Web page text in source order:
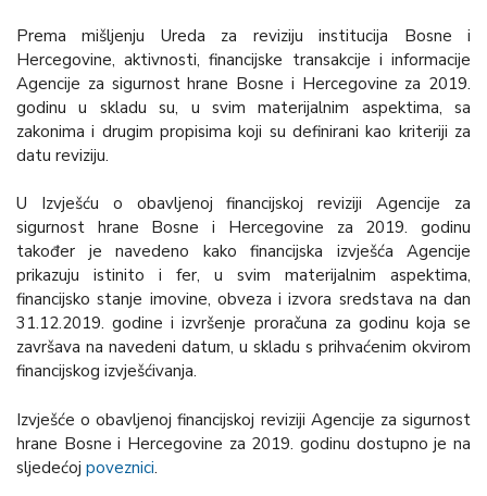
Prema mišljenju Ureda za reviziju institucija Bosne i
Hercegovine, aktivnosti, financijske transakcije i informacije
Agencije za sigurnost hrane Bosne i Hercegovine za 2019.
godinu u skladu su, u svim materijalnim aspektima, sa
zakonima i drugim propisima koji su definirani kao kriteriji za
datu reviziju.
U Izvješću o obavljenoj financijskoj reviziji Agencije za
sigurnost hrane Bosne i Hercegovine za 2019. godinu
također je navedeno kako financijska izvješća Agencije
prikazuju istinito i fer, u svim materijalnim aspektima,
financijsko stanje imovine, obveza i izvora sredstava na dan
31.12.2019. godine i izvršenje proračuna za godinu koja se
završava na navedeni datum, u skladu s prihvaćenim okvirom
financijskog izvješćivanja.
Izvješće o obavljenoj financijskoj reviziji Agencije za sigurnost
hrane Bosne i Hercegovine za 2019. godinu dostupno je na
sljedećoj poveznici.